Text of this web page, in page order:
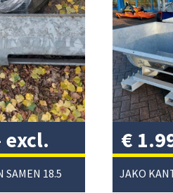
excl.
€
btw/